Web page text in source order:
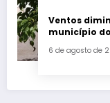
Ventos
município
6 de agosto de